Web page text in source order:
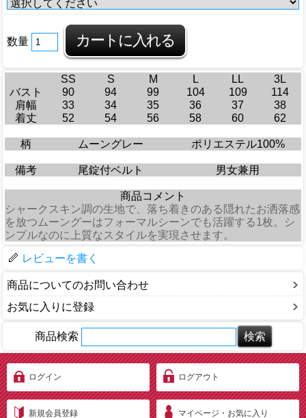
数量
SS S M L LL
3L
バスト
90 94 99 104 109
114
肩幅
33 34 35 36 37
38
着丈
52 54 56 58 60 62
柄 ムーングレー ポリエステル100%
備考 尾錠付ベルト 男女兼用
商品コメント
シャークスキン調の生地で、落ち着きのある隠れたお洒落感
を放つムーングーはフォーマルシーンでも活躍する1枚。シ
ンプルなのに上質なスタイルを実現させます。
レビューを書く
商品についてのお問い合わせ
お気に入りに登録
商品検索
ログイン ログアウト
新規会員登録 マイページ・お気に入り